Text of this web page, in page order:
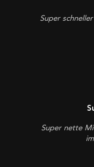
Super
Super nette